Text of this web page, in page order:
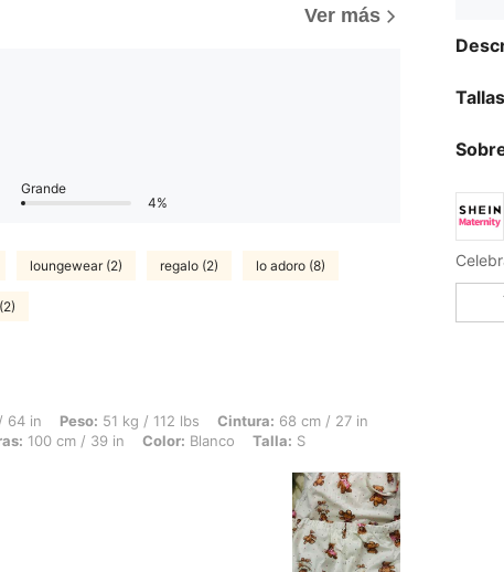
Ver más
Grande
4%
loungewear (2) regalo (2) lo adoro (8)
51 kg / 112 lbs, Cintura: 68 cm / 27 in, Maternidad: Semana 13-28, Busto: 88
64 in Peso: 51 kg / 112 lbs Cintura: 68 cm / 27 in
100 cm / 39 in Color: Blanco Talla: S